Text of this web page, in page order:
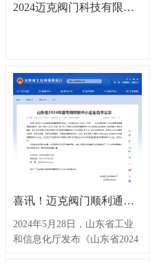
产业链、供应链协同配套水平
2024迈克阀门科技有限公司应急培训、应急演练
喜讯！迈克阀门顺利通过山东省“专精特新”中小企业复核
2024年5月28日，山东省工业
和信息化厅发布《山东省2024